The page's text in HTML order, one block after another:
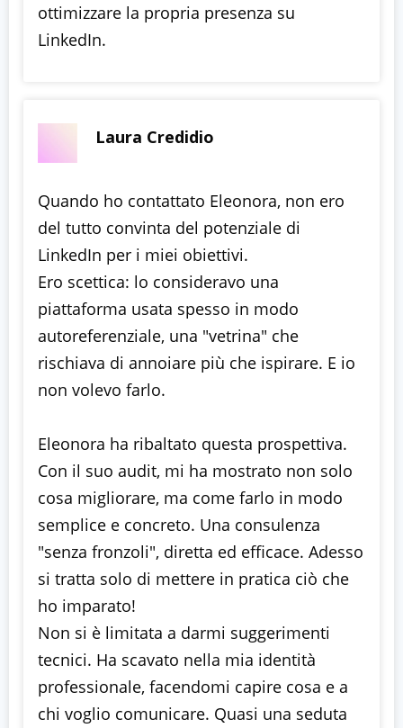
ottimizzare la propria presenza su
LinkedIn.
Laura Credidio
Quando ho contattato Eleonora, non ero
del tutto convinta del potenziale di
LinkedIn per i miei obiettivi.
Ero scettica: lo consideravo una
piattaforma usata spesso in modo
autoreferenziale, una "vetrina" che
rischiava di annoiare più che ispirare. E io
non volevo farlo.
Eleonora ha ribaltato questa prospettiva.
Con il suo audit, mi ha mostrato non solo
cosa migliorare, ma come farlo in modo
semplice e concreto. Una consulenza
"senza fronzoli", diretta ed efficace. Adesso
si tratta solo di mettere in pratica ciò che
ho imparato!
Non si è limitata a darmi suggerimenti
tecnici. Ha scavato nella mia identità
professionale, facendomi capire cosa e a
chi voglio comunicare. Quasi una seduta